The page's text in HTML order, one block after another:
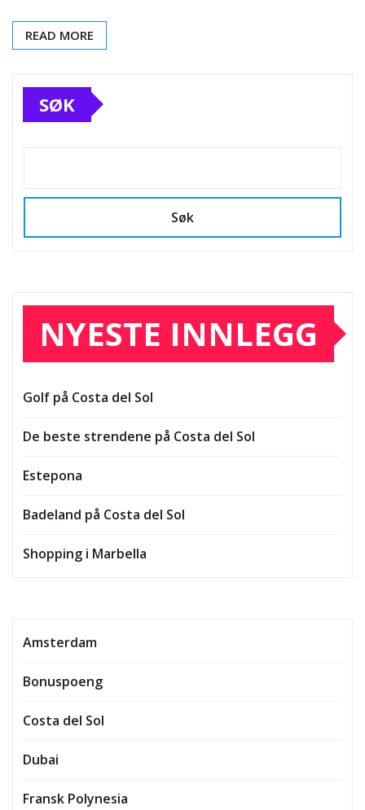
READ MORE
SØK
Søk
NYESTE INNLEGG
Golf på Costa del Sol
De beste strendene på Costa del Sol
Estepona
Badeland på Costa del Sol
Shopping i Marbella
Amsterdam
Bonuspoeng
Costa del Sol
Dubai
Fransk Polynesia